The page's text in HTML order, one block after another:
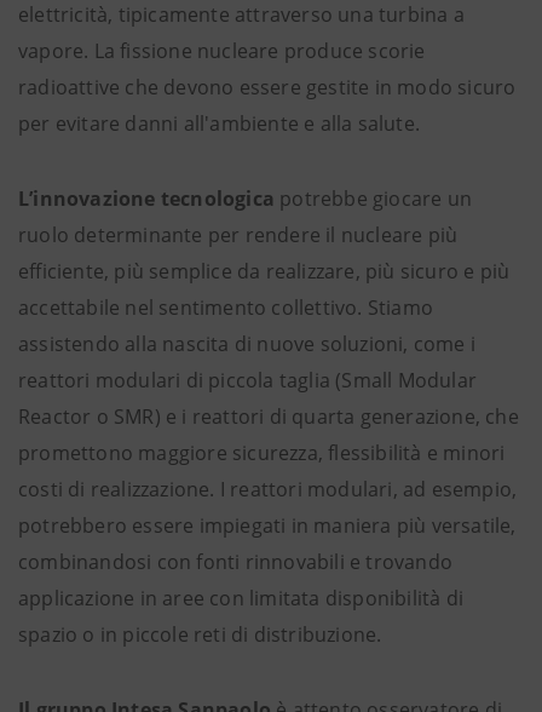
elettricità, tipicamente attraverso una turbina a
vapore. La fissione nucleare produce scorie
radioattive che devono essere gestite in modo sicuro
per evitare danni all'ambiente e alla salute.
L’innovazione tecnologica potrebbe giocare un
ruolo determinante per rendere il nucleare più
efficiente, più semplice da realizzare, più sicuro e più
accettabile nel sentimento collettivo. Stiamo
assistendo alla nascita di nuove soluzioni, come i
reattori modulari di piccola taglia (Small Modular
Reactor o SMR) e i reattori di quarta generazione, che
promettono maggiore sicurezza, flessibilità e minori
costi di realizzazione. I reattori modulari, ad esempio,
potrebbero essere impiegati in maniera più versatile,
combinandosi con fonti rinnovabili e trovando
applicazione in aree con limitata disponibilità di
spazio o in piccole reti di distribuzione.